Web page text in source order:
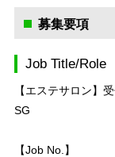
募集要項
Job Title/Role
【エステサロン】
SG
【Job No.】